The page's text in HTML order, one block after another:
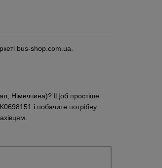
bus-shop.com.ua.
Німеччина)? Щоб простіше
і побачите потрібну